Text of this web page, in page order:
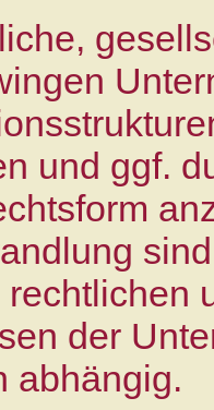
und ggf.
der
abhängig.